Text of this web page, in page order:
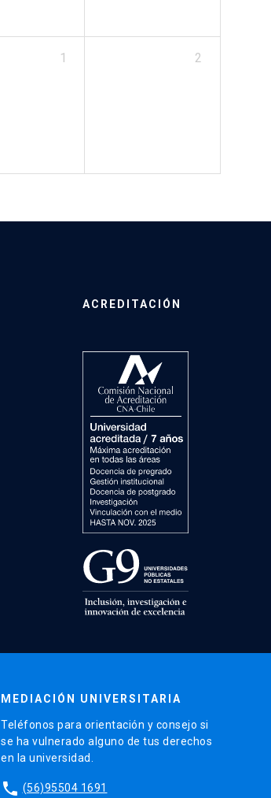
1 2
ACREDITACIÓN
MEDIACIÓN UNIVERSITARIA
Teléfonos para orientación y consejo si
se ha vulnerado alguno de tus derechos
en la universidad.
phone (56)95504 1691